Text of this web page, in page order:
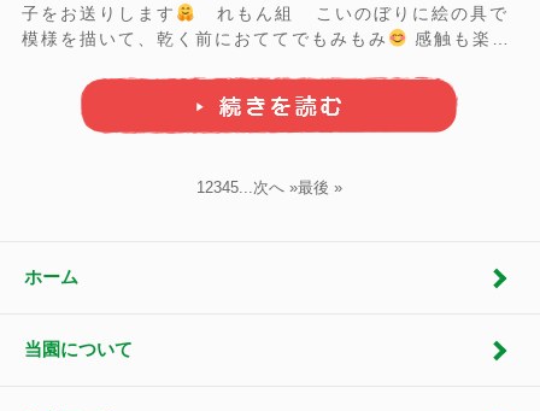
子をお送りします
れもん組 こいのぼりに絵の具で
模様を描いて、乾く前におててでもみもみ
なに可愛く出来上がりました
いちご組 絵の具を
使って描 ...
12345...次へ »最後 »
ホーム
当園について